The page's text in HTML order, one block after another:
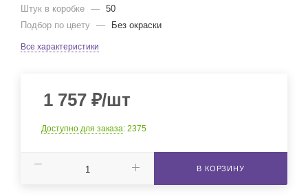
Штук в коробке — 50
Подбор по цвету — Без окраски
Все характеристики
1 757 ₽/шт
Доступно для заказа: 2375
В КОРЗИНУ